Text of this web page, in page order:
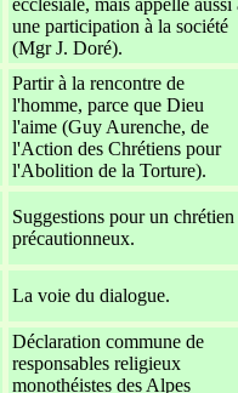
ecclésiale, mais appelle aussi
une participation à la société
(Mgr J. Doré).
Partir à la rencontre de
l'homme, parce que Dieu
l'aime (Guy Aurenche, de
l'Action des Chrétiens pour
l'Abolition de la Torture).
Suggestions pour un chrétien
précautionneux.
La voie du dialogue.
Déclaration commune de
responsables religieux
monothéistes des Alpes